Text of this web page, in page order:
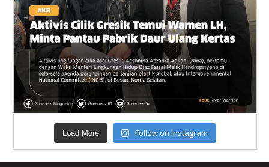
Load More Follow on Instagram